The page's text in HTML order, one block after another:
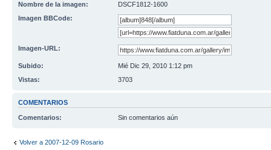
Nombre de la imagen:
DSCF1812-1600
Imagen BBCode:
Imagen-URL:
Subido:
Mié Dic 29, 2010 1:12 pm
Vistas:
3703
COMENTARIOS
Comentarios: Sin comentarios aún
Volver a 2007-12-09 Rosario